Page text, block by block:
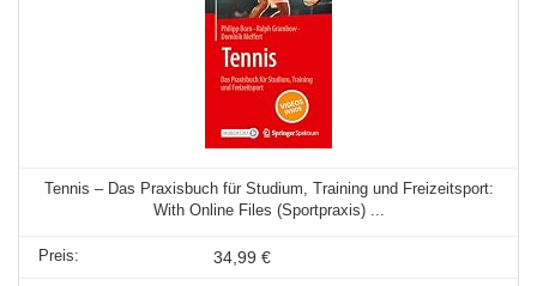
Tennis – Das Praxisbuch für Studium, Training und Freizeitsport:
With Online Files (Sportpraxis) ...
34,99 €